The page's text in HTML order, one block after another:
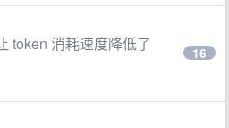
token 消耗速度降低了
16